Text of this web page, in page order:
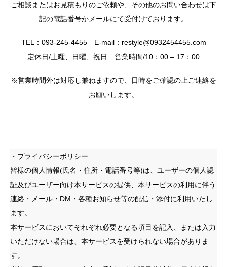
ご相談またはお見積もりのご依頼や、その他のお問い合わせは下
記の電話番号かメールにて受付けております。
TEL：093-245-4455 E-mail：restyle@0932454455.com
定休日/土曜、日曜、祝日 営業時間/10：00 – 17：00
※営業時間外は対応し兼ねますので、日時をご確認の上ご連絡を
お願いします。
・プライバシーポリシー
皆様の個人情報(氏名・住所・電話番号等)は、ユーザーの個人認
証及びユーザー向け本サービスの提供、本サービスの利用に伴う
連絡・メール・DM・各種お知らせ等の配信・添付に利用いたし
ます。
本サービスにおいてそれぞれ必要となる項目を記入、または入力
いただけない場合は、本サービスを受けられない場合がありま
す。